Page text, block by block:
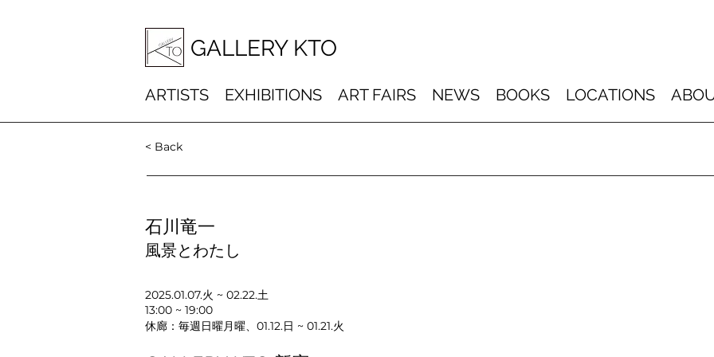
GALLERY KTO
ARTISTS EXHIBITIONS ART FAIRS NEWS BOOKS LOCATIONS
< Back
石川竜一
風景とわたし
2025.01.07.火 ~ 02.22.土
13:00 ~ 19:00
休廊：毎週日曜月曜、01.12.日 ~ 01.21.火